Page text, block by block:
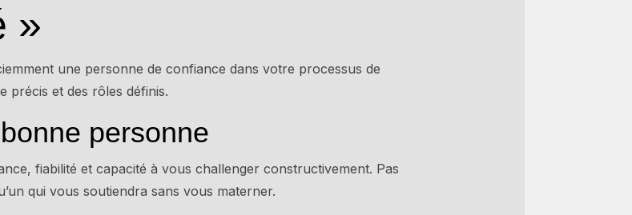
»
une personne de confiance dans votre processus de
précis et des rôles définis.
personne
fiabilité et capacité à vous challenger constructivement. Pas
qui vous soutiendra sans vous materner.